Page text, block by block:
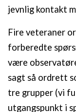
jevnlig kontakt
Fire veteraner
forberedte
være
sagt så ordrett
tre grupper (vi
utgangspunkt i